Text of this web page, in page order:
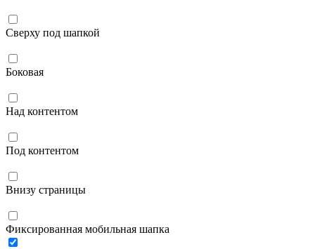
Сверху под шапкой
Боковая
Над контентом
Под контентом
Внизу страницы
Фиксированная мобильная шапка